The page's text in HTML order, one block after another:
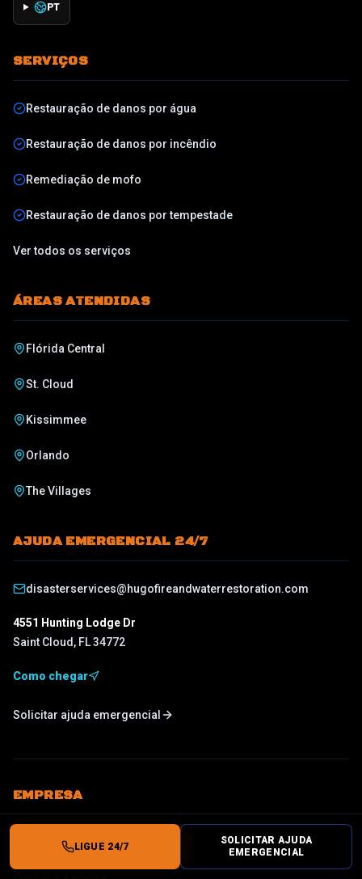
PT
SERVIÇOS
Restauração de danos por água
Restauração de danos por incêndio
Remediação de mofo
Restauração de danos por tempestade
Ver todos os serviços
ÁREAS ATENDIDAS
Flórida Central
St. Cloud
Kissimmee
Orlando
The Villages
AJUDA EMERGENCIAL 24/7
disasterservices@hugofireandwaterrestoration.com
4551 Hunting Lodge Dr
Saint Cloud , FL34772
Como chegar
Solicitar ajuda emergencial
EMPRESA
LIGUE 24/7
SOLICITAR AJUDA
EMERGENCIAL